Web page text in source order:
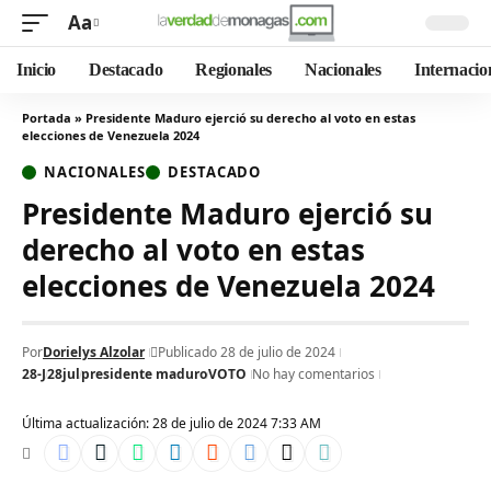
Aa
Inicio Destacado Regionales Nacionales
Portada » Presidente Maduro ejerció su derecho al voto en estas
elecciones de Venezuela 2024
NACIONALES DESTACADO
Presidente Maduro ejerció su
derecho al voto en estas
elecciones de Venezuela 2024
Última actualización: 28 de julio de 2024 7:33 AM
PorDorielys Alzolar
Publicado 28 de julio de 2024
28-J28julpresidente maduroVOTO No hay comentarios